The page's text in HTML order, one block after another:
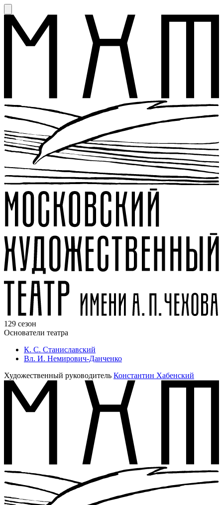
129 сезон
Основатели театра
К. С. Станиславский
Вл. И. Немирович-Данченко
Художественный руководитель Константин Хабенский